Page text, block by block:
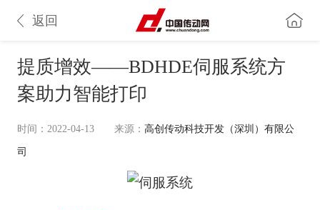
返回
提质增效——BDHDE伺服系统方
案助力智能打印
时间：2022-04-13 来源： 高创传动科技开发（深圳）有限公
司